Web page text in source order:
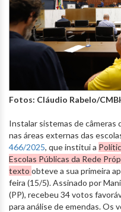
Fotos: Cláudio Rabelo/
Instalar sistemas de
nas áreas externas das
466/2025, que institui a
Escolas Públicas da Rede
texto obteve a sua primeira
feira (15/5). Assinado por
(PP), recebeu 34 votos
para análise de emendas. Os